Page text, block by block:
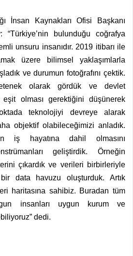
İnsan Kaynakları Ofisi Başkanı
bulunduğu coğrafya
unsuru insanıdır. 2019 itibarı ile
üzere bilimsel yaklaşımlarla
ve durumun fotoğrafını çektik.
olarak gördük ve devlet
eşit olması gerektiğini düşünerek
teknolojiyi devreye alarak
objektif olabileceğimizi anladık.
iş hayatına dahil olmasını
geliştirdik. Örneğin
çıkardık ve verileri birbirleriyle
data havuzu oluşturduk. Artık
haritasına sahibiz. Buradan tüm
insanları uygun kurum ve
dedi.